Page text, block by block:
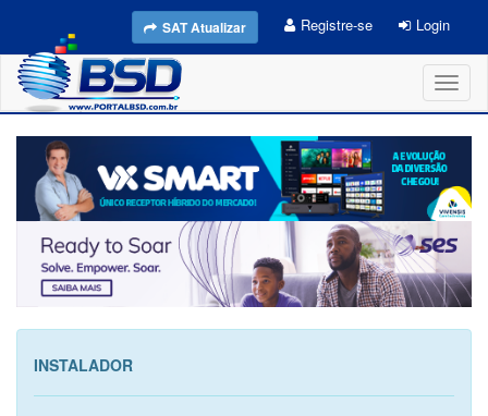
SAT Atualizar Registre-se Login
INSTALADOR